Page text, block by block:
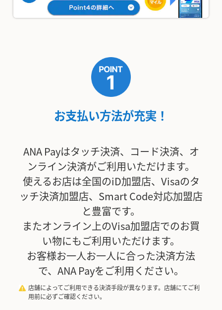
お支払い方法が充実！
ANA Payはタッチ決済、コード決済、オ
ンライン決済がご利用いただけます。
使えるお店は全国のiD加盟店、Visaのタ
ッチ決済加盟店、Smart Code対応加盟店
と豊富です。
またオンライン上のVisa加盟店でのお買
い物にもご利用いただけます。
お客様お一人お一人に合った決済方法
で、ANA Payをご利用ください。
店舗によってご利用できる決済手段が異なります。店舗にてご利
用前に必ずご確認ください。